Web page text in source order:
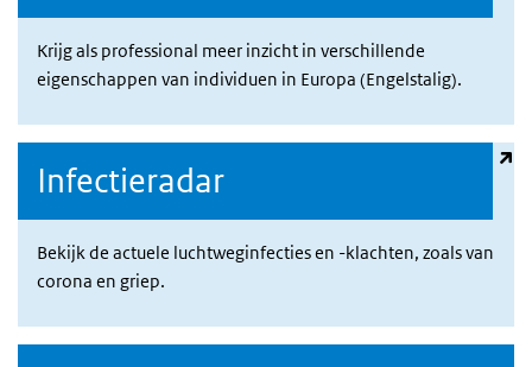
Krijg als professional meer inzicht in verschillende
eigenschappen van individuen in Europa (Engelstalig).
Infectieradar
Bekijk de actuele luchtweginfecties en -klachten, zoals van
corona en griep.